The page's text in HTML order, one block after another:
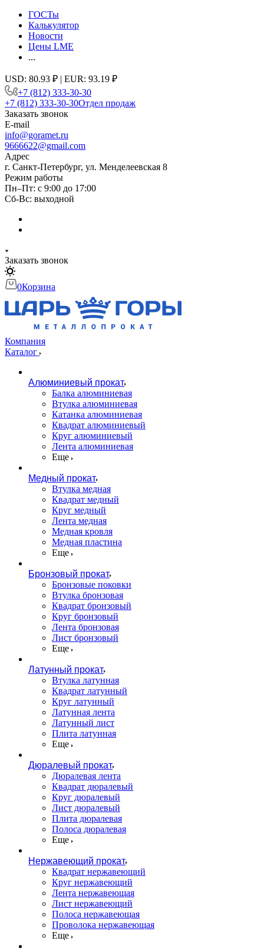
ГОСТы
Калькулятор
Новости
Цены LME
...
USD: 80.93 ₽ | EUR: 93.19 ₽
+7 (812) 333-30-30
+7 (812) 333-30-30Отдел продаж
Заказать звонок
E-mail
info@goramet.ru
9666622@gmail.com
Адрес
г. Санкт-Петербург, ул. Менделеевская 8
Режим работы
Пн–Пт: с 9:00 до 17:00
Сб-Вс: выходной
Заказать звонок
0Корзина
Компания
Каталог
Алюминиевый прокат
Балка алюминиевая
Втулка алюминиевая
Катанка алюминиевая
Квадрат алюминиевый
Круг алюминиевый
Лента алюминиевая
Еще
Медный прокат
Втулка медная
Квадрат медный
Круг медный
Лента медная
Медная кровля
Медная пластина
Еще
Бронзовый прокат
Бронзовые поковки
Втулка бронзовая
Квадрат бронзовый
Круг бронзовый
Лента бронзовая
Лист бронзовый
Еще
Латунный прокат
Втулка латунная
Квадрат латунный
Круг латунный
Латунная лента
Латунный лист
Плита латунная
Еще
Дюралевый прокат
Дюралевая лента
Квадрат дюралевый
Круг дюралевый
Лист дюралевый
Плита дюралевая
Полоса дюралевая
Еще
Нержавеющий прокат
Квадрат нержавеющий
Круг нержавеющий
Лента нержавеющая
Лист нержавеющий
Полоса нержавеющая
Проволока нержавеющая
Еще